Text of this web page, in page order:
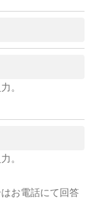
。
。
お電話にて回答